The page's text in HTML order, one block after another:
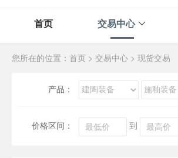
首页 交易中心
您所在的位置： 首页 > 交易中心 > 现货交易
产品：
价格区间： 到